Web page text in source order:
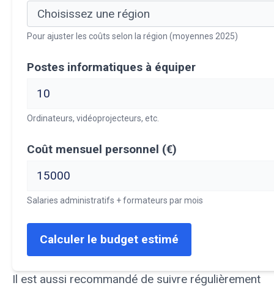
Pour ajuster les coûts selon la région (moyennes 2025)
Postes informatiques à équiper
Ordinateurs, vidéoprojecteurs, etc.
Coût mensuel personnel (€)
Salaries administratifs + formateurs par mois
Calculer le budget estimé
Il est aussi recommandé de suivre régulièrement